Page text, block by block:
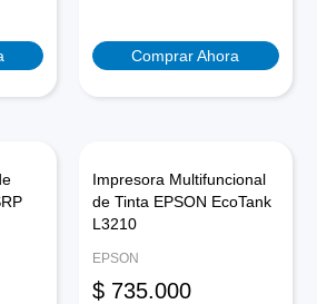
Comprar Ahora
Impresora Multifuncional
de Tinta EPSON EcoTank
L3210
EPSON
$ 735.000